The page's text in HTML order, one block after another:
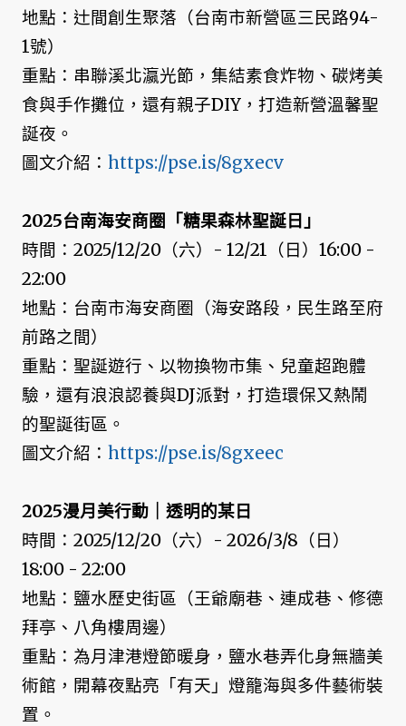
地點：辻間創生聚落（台南市新營區三民路94-
1號）
重點：串聯溪北瀛光節，集結素食炸物、碳烤美
食與手作攤位，還有親子DIY，打造新營溫馨聖
誕夜。
圖文介紹： https://pse.is/8gxecv
2025台南海安商圈「糖果森林聖誕日」
時間：2025/12/20（六）- 12/21（日）16:00 -
22:00
地點：台南市海安商圈（海安路段，民生路至府
前路之間）
重點：聖誕遊行、以物換物市集、兒童超跑體
驗，還有浪浪認養與DJ派對，打造環保又熱鬧
的聖誕街區。
圖文介紹： https://pse.is/8gxeec
2025漫月美行動｜透明的某日
時間：2025/12/20（六）- 2026/3/8（日）
18:00 - 22:00
地點：鹽水歷史街區（王爺廟巷、連成巷、修德
拜亭、八角樓周邊）
重點：為月津港燈節暖身，鹽水巷弄化身無牆美
術館，開幕夜點亮「有天」燈籠海與多件藝術裝
置。